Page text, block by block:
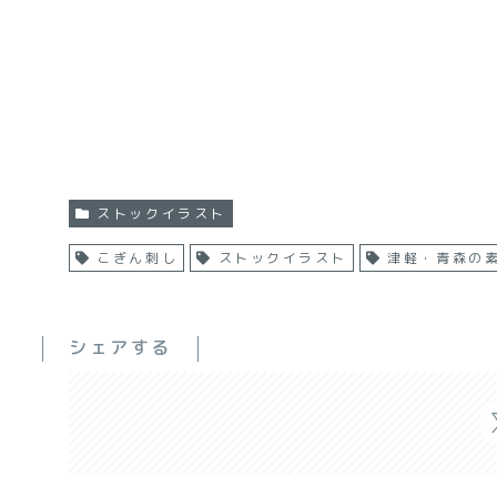
ストックイラスト
こぎん刺し ストックイラスト 津軽・青森の
シェアする